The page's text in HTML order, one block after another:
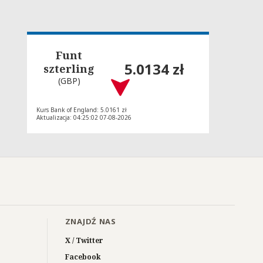
Funt
szterling
(GBP)
5.0134 zł
Kurs Bank of England: 5.0161 zł
Aktualizacja: 04:25:02 07-08-2026
ZNAJDŹ NAS
X / Twitter
Facebook